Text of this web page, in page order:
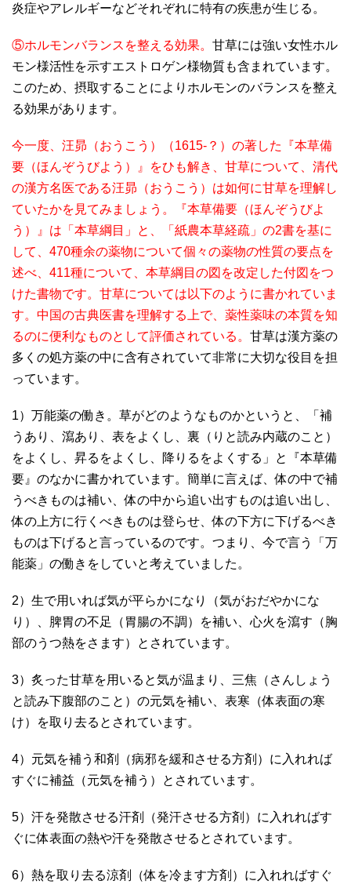
炎症やアレルギーなどそれぞれに特有の疾患が生じる。
⑤ホルモンバランスを整える効果。 甘草には強い女性ホル
モン様活性を示すエストロゲン様物質も含まれています。
このため、摂取することによりホルモンのバランスを整え
る効果があります。
今一度、汪昴（おうこう）（1615-？）の著した『本草備
要（ほんぞうびよう）』をひも解き、甘草について、清代
の漢方名医である汪昴（おうこう）は如何に甘草を理解し
ていたかを見てみましょう。『本草備要（ほんぞうびよ
う）』は「本草綱目」と、「紙農本草経疏」の2書を基に
して、470種余の薬物について個々の薬物の性質の要点を
述べ、411種について、本草綱目の図を改定した付図をつ
けた書物です。甘草については以下のように書かれていま
す。中国の古典医書を理解する上で、薬性薬味の本質を知
るのに便利なものとして評価されている。 甘草は漢方薬の
多くの処方薬の中に含有されていて非常に大切な役目を担
っています。
1）万能薬の働き。草がどのようなものかというと、「補
うあり、瀉あり、表をよくし、裏（りと読み内蔵のこと）
をよくし、昇るをよくし、降りるをよくする」と『本草備
要』のなかに書かれています。簡単に言えば、体の中で補
うべきものは補い、体の中から追い出すものは追い出し、
体の上方に行くべきものは登らせ、体の下方に下げるべき
ものは下げると言っているのです。つまり、今で言う「万
能薬」の働きをしていと考えていました。
2）生で用いれば気が平らかになり（気がおだやかにな
り）、脾胃の不足（胃腸の不調）を補い、心火を瀉す（胸
部のうつ熱をさます）とされています。
3）炙った甘草を用いると気が温まり、三焦（さんしょう
と読み下腹部のこと）の元気を補い、表寒（体表面の寒
け）を取り去るとされています。
4）元気を補う和剤（病邪を緩和させる方剤）に入れれば
すぐに補益（元気を補う）とされています。
5）汗を発散させる汗剤（発汗させる方剤）に入れればす
ぐに体表面の熱や汗を発散させるとされています。
6）熱を取り去る涼剤（体を冷ます方剤）に入れればすぐ